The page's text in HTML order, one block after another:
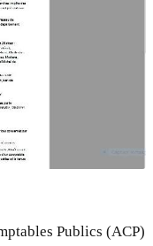
Publics (ACP)